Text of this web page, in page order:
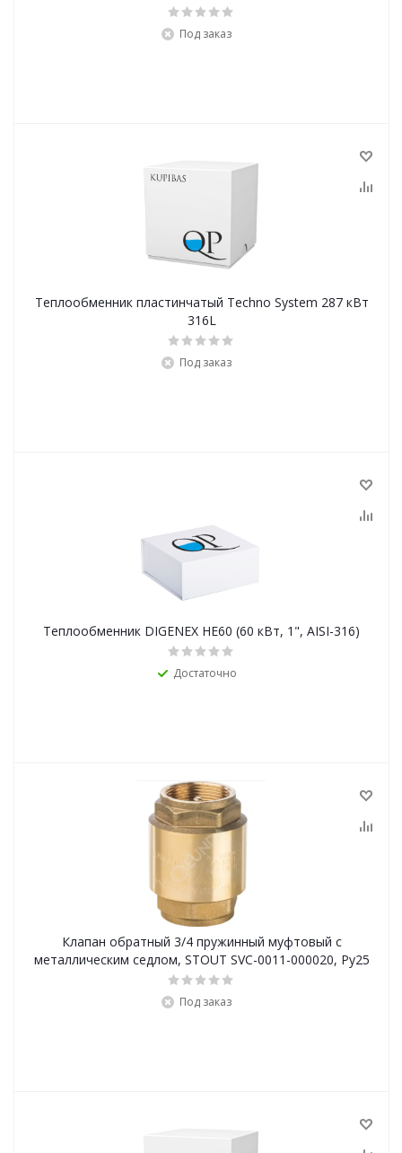
Под заказ
Теплообменник пластинчатый Techno System 287 кВт
316L
Под заказ
Теплообменник DIGENEX HE60 (60 кВт, 1", AISI-316)
Достаточно
Клапан обратный 3/4 пружинный муфтовый с
металлическим седлом, STOUT SVC-0011-000020, Ру25
Под заказ